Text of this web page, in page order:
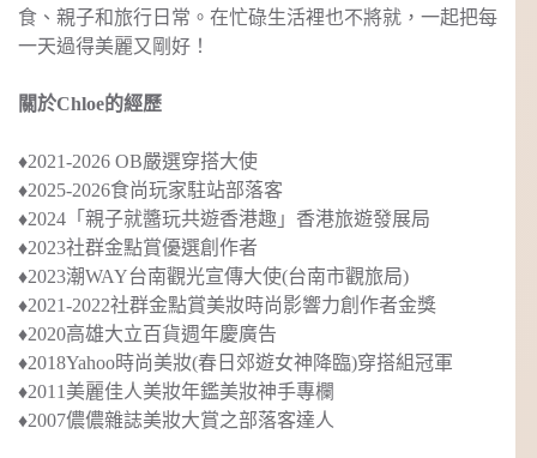
食、親子和旅行日常。在忙碌生活裡也不將就，一起把每
一天過得美麗又剛好！
關於Chloe的經歷
♦︎2021-2026 OB嚴選穿搭大使
♦︎2025-2026食尚玩家駐站部落客
♦︎2024 「親子就醬玩共遊香港趣」 香港旅遊發展局
♦︎2023社群金點賞優選創作者
♦︎2023潮WAY台南觀光宣傳大使(台南市觀旅局)
♦︎2021-2022社群金點賞美妝時尚影響力創作者金獎
♦︎2020高雄大立百貨週年慶廣告
♦︎2018Yahoo時尚美妝(春日郊遊女神降臨)穿搭組冠軍
♦︎2011美麗佳人美妝年鑑美妝神手專欄
♦︎2007儂儂雜誌美妝大賞之部落客達人